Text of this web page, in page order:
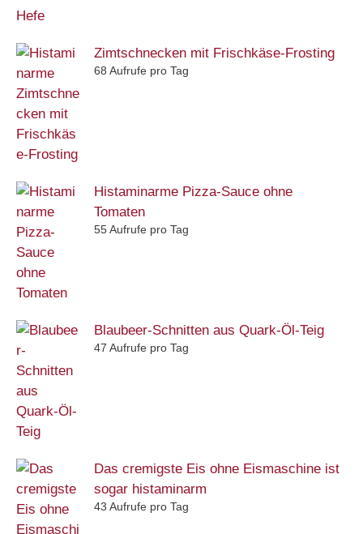
Zimtschnecken mit Frischkäse-Frosting
68 Aufrufe pro Tag
Histaminarme Pizza-Sauce ohne
Tomaten
55 Aufrufe pro Tag
Blaubeer-Schnitten aus Quark-Öl-Teig
47 Aufrufe pro Tag
Das cremigste Eis ohne Eismaschine ist
sogar histaminarm
43 Aufrufe pro Tag